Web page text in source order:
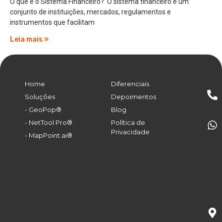
conjunto de instituições, mercados, regulamentos e
instrumentos que facilitam
Leia mais »
Home
Soluções
- GeoPop®
- NetTool Pro®
- MapPoint.ai®
Diferenciais
Depoimentos
Blog
Política de
Privacidade